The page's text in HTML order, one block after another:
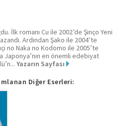
İlk romanı Cu ile 2002’de Şinço Yeni
Ardından Şako ile 2004’te
no Naka no Kodomo ile 2005’te
Japonya’nın en önemli edebiyat
Yazarın Sayfası
Diğer Eserleri: